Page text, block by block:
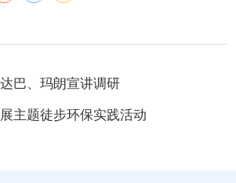
巴、玛朗宣讲调研
主题徒步环保实践活动